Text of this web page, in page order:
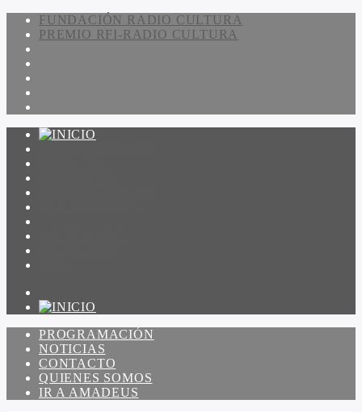
FUNDACIÓN RADIO CULTURA
PREMIO RFI-RADIO CULTURA
PROGRAMACIÓN
NOTICIAS
CONTACTO
QUIENES SOMOS
IR A AMADEUS